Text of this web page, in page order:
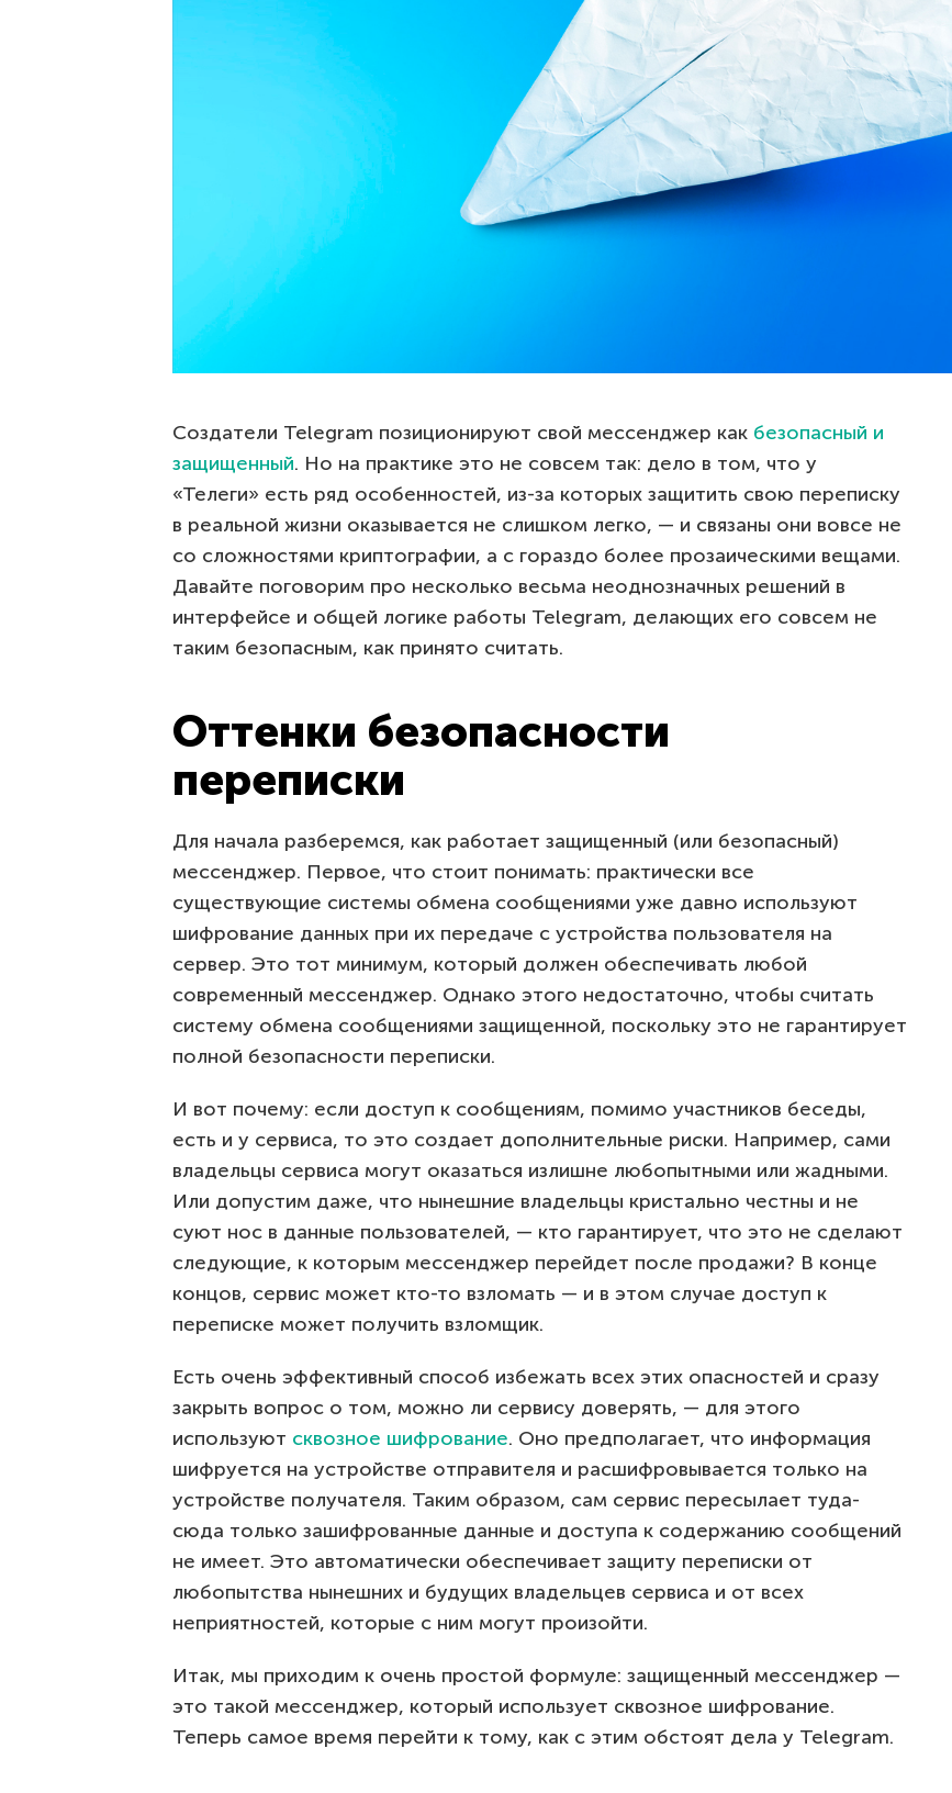
Создатели Telegram позиционируют свой мессенджер как безопасный и
защищенный. Но на практике это не совсем так: дело в том, что у
«Телеги» есть ряд особенностей, из-за которых защитить свою переписку
в реальной жизни оказывается не слишком легко, — и связаны они вовсе не
со сложностями криптографии, а с гораздо более прозаическими вещами.
Давайте поговорим про несколько весьма неоднозначных решений в
интерфейсе и общей логике работы Telegram, делающих его совсем не
таким безопасным, как принято считать.
Оттенки безопасности
переписки
Для начала разберемся, как работает защищенный (или безопасный)
мессенджер. Первое, что стоит понимать: практически все
существующие системы обмена сообщениями уже давно используют
шифрование данных при их передаче с устройства пользователя на
сервер. Это тот минимум, который должен обеспечивать любой
современный мессенджер. Однако этого недостаточно, чтобы считать
систему обмена сообщениями защищенной, поскольку это не гарантирует
полной безопасности переписки.
И вот почему: если доступ к сообщениям, помимо участников беседы,
есть и у сервиса, то это создает дополнительные риски. Например, сами
владельцы сервиса могут оказаться излишне любопытными или жадными.
Или допустим даже, что нынешние владельцы кристально честны и не
суют нос в данные пользователей, — кто гарантирует, что это не сделают
следующие, к которым мессенджер перейдет после продажи? В конце
концов, сервис может кто-то взломать — и в этом случае доступ к
переписке может получить взломщик.
Есть очень эффективный способ избежать всех этих опасностей и сразу
закрыть вопрос о том, можно ли сервису доверять, — для этого
используют сквозное шифрование. Оно предполагает, что информация
шифруется на устройстве отправителя и расшифровывается только на
устройстве получателя. Таким образом, сам сервис пересылает туда-
сюда только зашифрованные данные и доступа к содержанию сообщений
не имеет. Это автоматически обеспечивает защиту переписки от
любопытства нынешних и будущих владельцев сервиса и от всех
неприятностей, которые с ним могут произойти.
Итак, мы приходим к очень простой формуле: защищенный мессенджер —
это такой мессенджер, который использует сквозное шифрование.
Теперь самое время перейти к тому, как с этим обстоят дела у Telegram.